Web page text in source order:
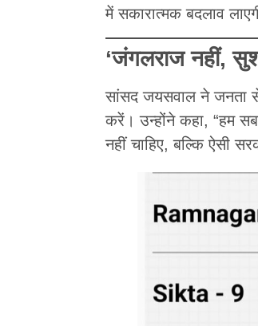
में सकारात्मक बदलाव
‘जंगलराज नहीं,
सांसद जयसवाल ने जनता
करें। उन्होंने कहा, “हम
नहीं चाहिए, बल्कि ऐसी